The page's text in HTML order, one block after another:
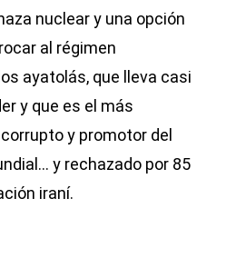
nuclear y una opción
al régimen
ayatolás, que lleva casi
y que es el más
y promotor del
y rechazado por 85
iraní.